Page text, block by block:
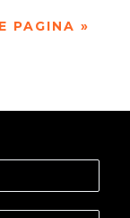
PAGINA »